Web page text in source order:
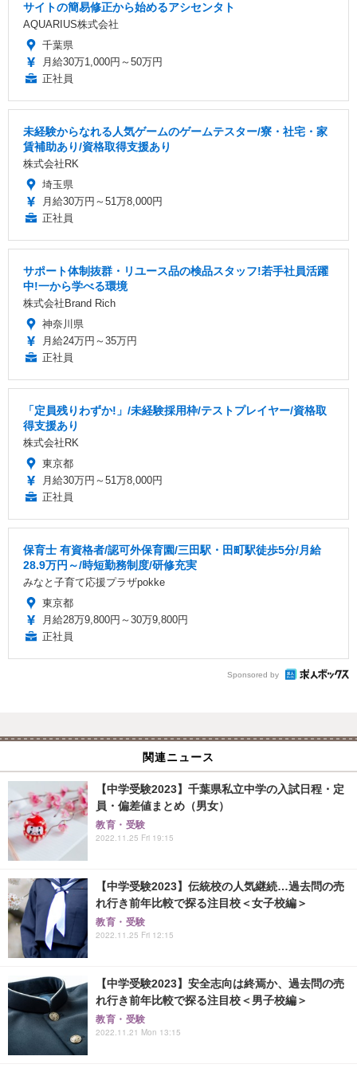
サイトの簡易修正から始めるアシセンタト
AQUARIUS株式会社
千葉県
月給30万1,000円～50万円
正社員
未経験からなれる人気ゲームのゲームテスター/寮・社宅・家
賃補助あり/資格取得支援あり
株式会社RK
埼玉県
月給30万円～51万8,000円
正社員
サポート体制抜群・リユース品の検品スタッフ!若手社員活躍
中!一から学べる環境
株式会社Brand Rich
神奈川県
月給24万円～35万円
正社員
「定員残りわずか!」/未経験採用枠/テストプレイヤー/資格取
得支援あり
株式会社RK
東京都
月給30万円～51万8,000円
正社員
保育士 有資格者/認可外保育園/三田駅・田町駅徒歩5分/月給
28.9万円～/時短勤務制度/研修充実
みなと子育て応援プラザpokke
東京都
月給28万9,800円～30万9,800円
正社員
Sponsored by
関連ニュース
【中学受験2023】千葉県私立中学の入試日程・定
員・偏差値まとめ（男女）
教育・受験
2022.11.25 Fri 19:15
【中学受験2023】伝統校の人気継続…過去問の売
れ行き前年比較で探る注目校＜女子校編＞
教育・受験
2022.11.25 Fri 12:15
【中学受験2023】安全志向は終焉か、過去問の売
れ行き前年比較で探る注目校＜男子校編＞
教育・受験
2022.11.21 Mon 13:15